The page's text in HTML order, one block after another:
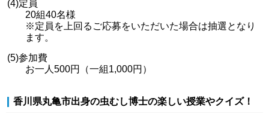
(4)定員
20組40名様
※定員を上回るご応募をいただいた場合は抽選となり
ます。
(5)参加費
お一人500円（一組1,000円）
香川県丸亀市出身の虫むし博士の楽しい授業やクイズ！